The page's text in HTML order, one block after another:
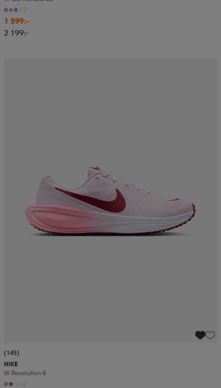
+2
1 599:-
2 199:-
(145)
NIKE
W Revolution 8
+2